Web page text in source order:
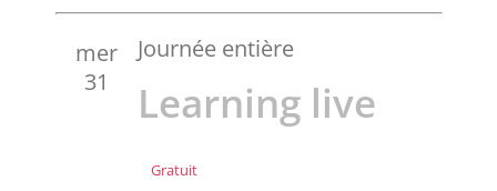
mer
31
Journée entière
Learning live
Gratuit